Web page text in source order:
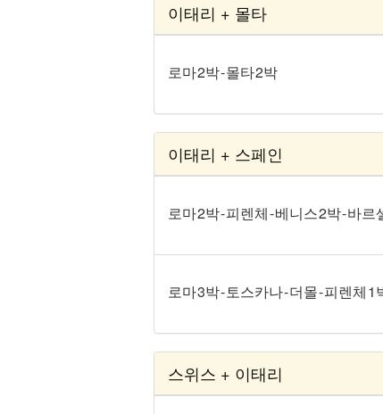
이태리 + 몰타
로마 2박 - 몰타 2박
이태리 + 스페인
로마 2박 - 피렌체 - 베니스 2박 - 바
로마 3박 - 토스카나 - 더몰 - 피렌체
스위스 + 이태리